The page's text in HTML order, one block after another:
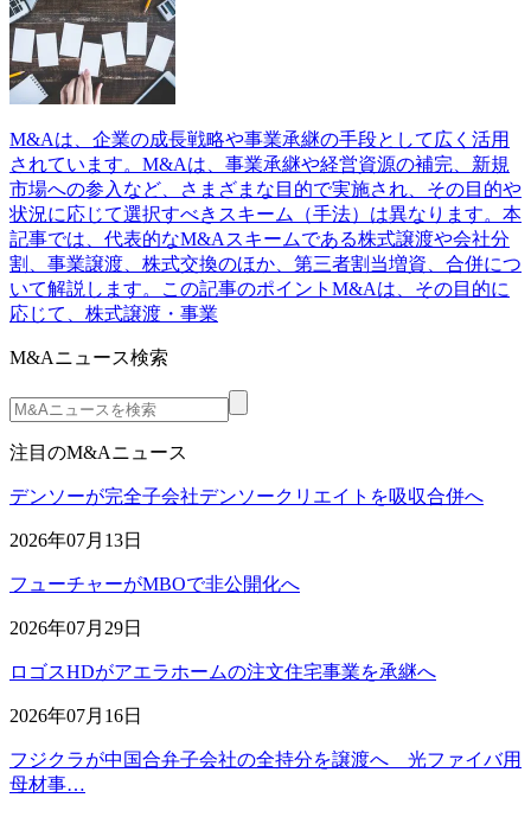
M&Aは、企業の成長戦略や事業承継の手段として広く活用
されています。M&Aは、事業承継や経営資源の補完、新規
市場への参入など、さまざまな目的で実施され、その目的や
状況に応じて選択すべきスキーム（手法）は異なります。本
記事では、代表的なM&Aスキームである株式譲渡や会社分
割、事業譲渡、株式交換のほか、第三者割当増資、合併につ
いて解説します。この記事のポイントM&Aは、その目的に
応じて、株式譲渡・事業
M&Aニュース検索
注目のM&Aニュース
デンソーが完全子会社デンソークリエイトを吸収合併へ
2026年07月13日
フューチャーがMBOで非公開化へ
2026年07月29日
ロゴスHDがアエラホームの注文住宅事業を承継へ
2026年07月16日
フジクラが中国合弁子会社の全持分を譲渡へ 光ファイバ用
母材事…